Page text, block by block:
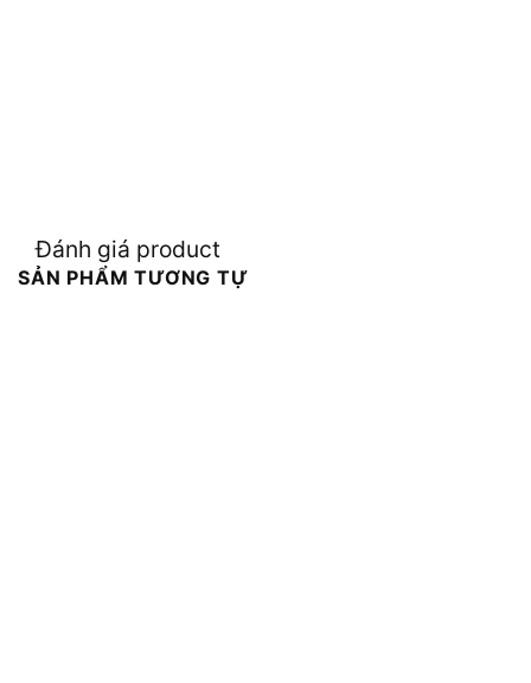
Đánh giá product
SẢN PHẨM TƯƠNG TỰ